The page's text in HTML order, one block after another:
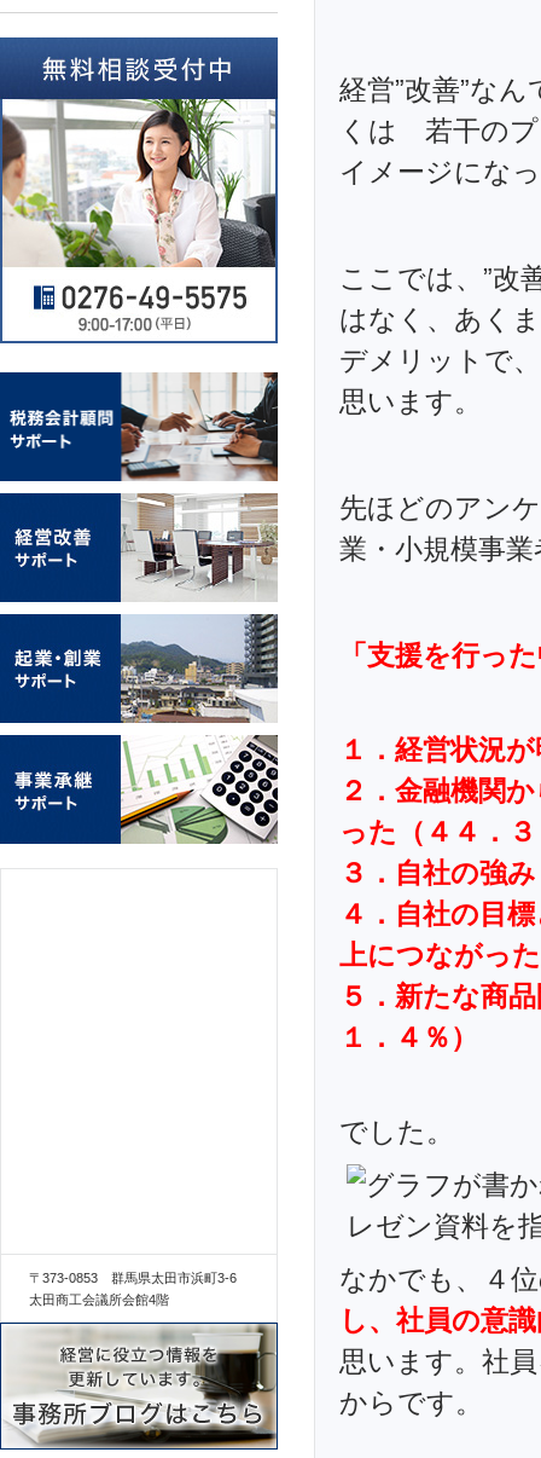
経営”改善”な
くは 若干のプ
イメージにな
ここでは、”改
はなく、あく
デメリットで
思います。
先ほどのアン
業・小規模事
「支援を行っ
１．経営状況
２．金融機関
った（４４．
３．自社の強
４．自社の目
上につながっ
５．新たな商
１．４％）
でした。
なかでも、４
し、社員の意
思います。社
からです。
〒373-0853 群馬県太田市浜町3-6
太田商工会議所会館4階